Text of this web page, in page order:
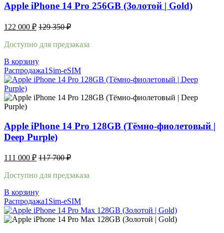
Apple iPhone 14 Pro 256GB (Золотой | Gold)
122 000 ₽ 129 350₽
Доступно для предзаказа
В корзину
Распродажа1Sim-eSIM
Apple iPhone 14 Pro 128GB (Тёмно-фиолетовый |
Deep Purple)
111 000 ₽ 117 700₽
Доступно для предзаказа
В корзину
Распродажа1Sim-eSIM